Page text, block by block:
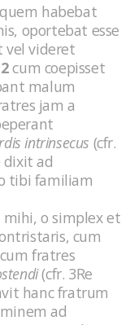
habebat
oportebat esse
vel videret
2cum coepisset
malum
jam a
intrinsecus (cfr.
dixit ad
tibi familiam
o simplex et
cum
fratres
(cfr. 3Re
hanc fratrum
ad